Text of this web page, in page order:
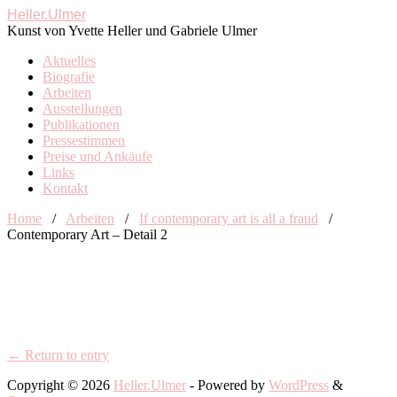
Heller.Ulmer
Kunst von Yvette Heller und Gabriele Ulmer
Aktuelles
Biografie
Arbeiten
Ausstellungen
Publikationen
Pressestimmen
Preise und Ankäufe
Links
Kontakt
Home
/ Arbeiten / If contemporary art is all a fraud
/
Contemporary Art – Detail 2
← Return to entry
Copyright © 2026 Heller.Ulmer - Powered by WordPress &